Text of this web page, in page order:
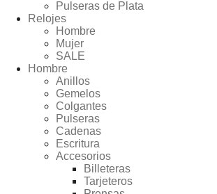
Pulseras de Plata
Relojes
Hombre
Mujer
SALE
Hombre
Anillos
Gemelos
Colgantes
Pulseras
Cadenas
Escritura
Accesorios
Billeteras
Tarjeteros